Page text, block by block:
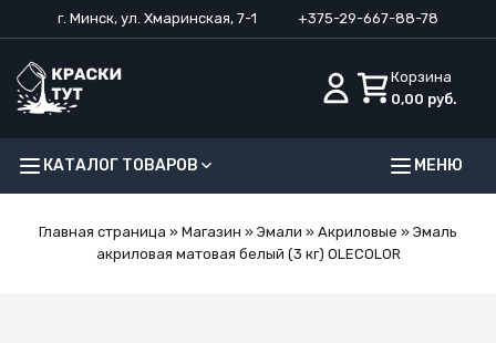
г. Минск, ул. Хмаринская, 7-1 +375-29-667-88-78
Корзина
0,00 руб.
КАТАЛОГ ТОВАРОВ МЕНЮ
Главная страница » Магазин » Эмали » Акриловые » Эмаль
акриловая матовая белый (3 кг) OLECOLOR